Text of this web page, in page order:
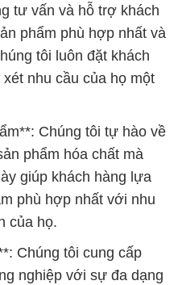
tư vấn và hỗ trợ khách
phẩm phù hợp nhất và
tôi luôn đặt khách
nhu cầu của họ một
Chúng tôi tự hào về
phẩm hóa chất mà
giúp khách hàng lựa
phù hợp nhất với nhu
của họ.
Chúng tôi cung cấp
nghiệp với sự đa dạng